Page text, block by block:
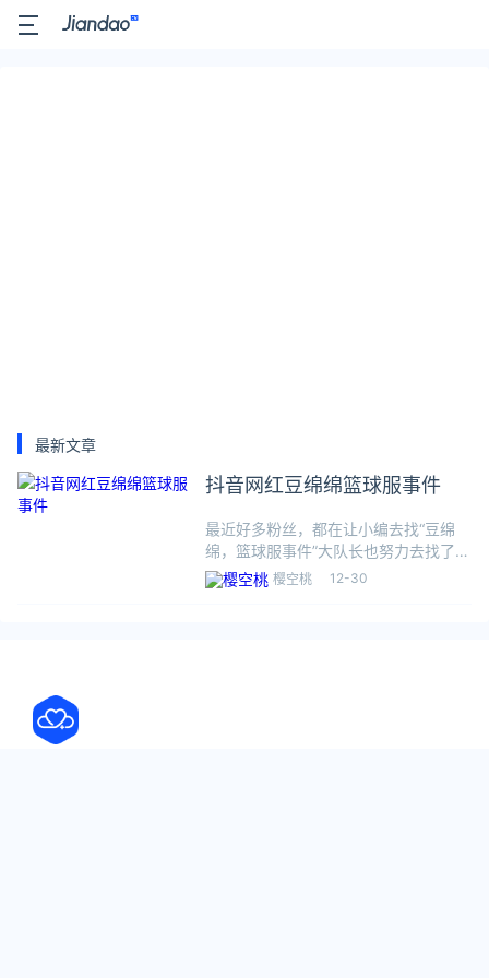
最新文章
抖音网红豆绵绵篮球服事件
最近好多粉丝，都在让小编去找“豆绵
绵，篮球服事件”大队长也努力去找了相
关内容，没想到还是我们的粉丝比较给
力，让兄弟们一起吃了这口瓜呀！！！
樱空桃 12-30